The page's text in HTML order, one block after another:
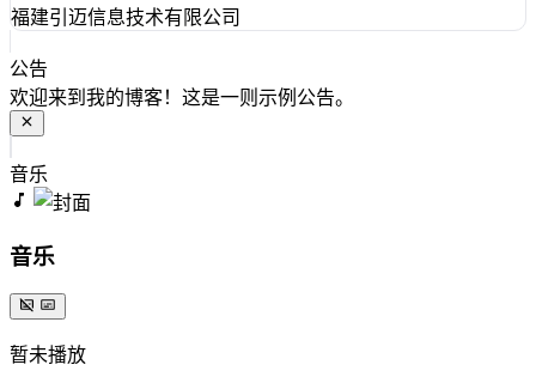
福建引迈信息技术有限公司
公告
欢迎来到我的博客！这是一则示例公告。
音乐
音乐
暂未播放